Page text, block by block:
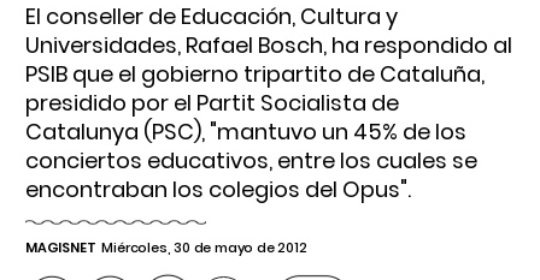
El conseller de Educación, Cultura y
Universidades, Rafael Bosch, ha respondido al
PSIB que el gobierno tripartito de Cataluña,
presidido por el Partit Socialista de
Catalunya (PSC), "mantuvo un 45% de los
conciertos educativos, entre los cuales se
encontraban los colegios del Opus".
MAGISNET Miércoles, 30 de mayo de 2012